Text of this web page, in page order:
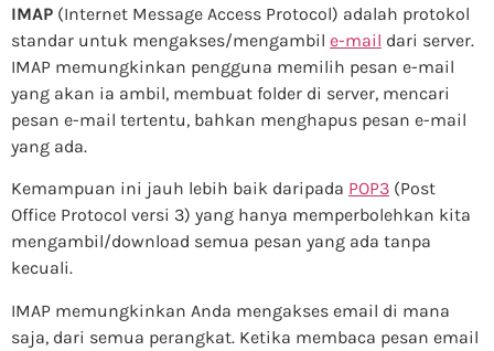
IMAP (Internet Message Access Protocol) adalah protokol
standar untuk mengakses/mengambil e-mail dari server.
IMAP memungkinkan pengguna memilih pesan e-mail
yang akan ia ambil, membuat folder di server, mencari
pesan e-mail tertentu, bahkan menghapus pesan e-mail
yang ada.
Kemampuan ini jauh lebih baik daripada POP3 (Post
Office Protocol versi 3) yang hanya memperbolehkan kita
mengambil/download semua pesan yang ada tanpa
kecuali.
IMAP memungkinkan Anda mengakses email di mana
saja, dari semua perangkat. Ketika membaca pesan email